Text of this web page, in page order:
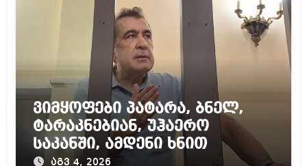
ვიმყოფები პატარა, ბნელ,
ტარაკნებიან, უჰაერო
საკანში, ამდენი ხნით
სამარტოო საკანში
აგვ 4, 2026